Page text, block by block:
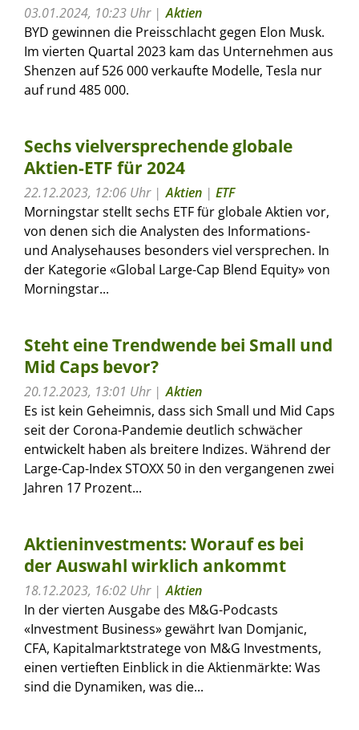
03.01.2024, 10:23 Uhr
Aktien
BYD gewinnen die Preisschlacht gegen Elon Musk.
Im vierten Quartal 2023 kam das Unternehmen aus
Shenzen auf 526 000 verkaufte Modelle, Tesla nur
auf rund 485 000.
Sechs vielversprechende globale
Aktien-ETF für 2024
22.12.2023, 12:06 Uhr Aktien | ETF
Morningstar stellt sechs ETF für globale Aktien vor,
von denen sich die Analysten des Informations-
und Analysehauses besonders viel versprechen. In
der Kategorie «Global Large-Cap Blend Equity» von
Morningstar...
Steht eine Trendwende bei Small und
Mid Caps bevor?
20.12.2023, 13:01 Uhr
Aktien
Es ist kein Geheimnis, dass sich Small und Mid Caps
seit der Corona-Pandemie deutlich schwächer
entwickelt haben als breitere Indizes. Während der
Large-Cap-Index STOXX 50 in den vergangenen zwei
Jahren 17 Prozent...
Aktieninvestments: Worauf es bei
der Auswahl wirklich ankommt
18.12.2023, 16:02 Uhr
Aktien
In der vierten Ausgabe des M&G-Podcasts
«Investment Business» gewährt Ivan Domjanic,
CFA, Kapitalmarktstratege von M&G Investments,
einen vertieften Einblick in die Aktienmärkte: Was
sind die Dynamiken, was die...